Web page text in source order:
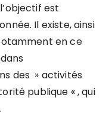
est
Il existe, ainsi
en ce
des » activités
publique « , qui